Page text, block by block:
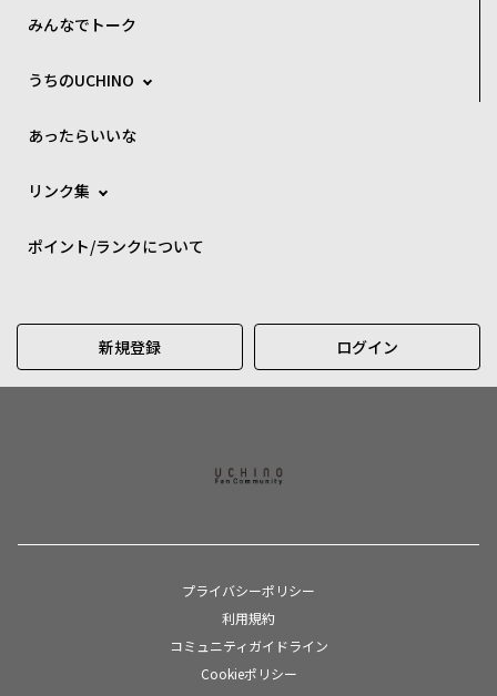
みんなでトーク
うちのUCHINO
あったらいいな
リンク集
ポイント/ランクについて
新規登録 ログイン
プライバシーポリシー
利用規約
コミュニティガイドライン
Cookieポリシー